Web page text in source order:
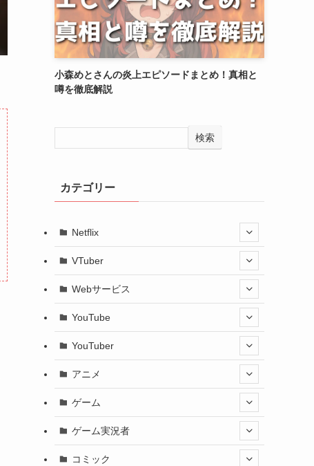
小森めとさんの炎上エピソードまとめ！真相と
噂を徹底解説
検索
カテゴリー
Netflix
VTuber
Webサービス
YouTube
YouTuber
アニメ
ゲーム
ゲーム実況者
コミック